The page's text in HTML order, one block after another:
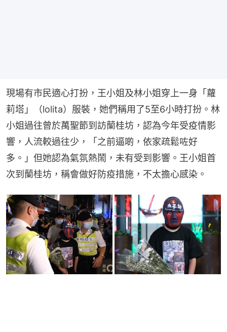
現場有市民適心打扮，王小姐及林小姐穿上一身「蘿
莉塔」（lolita）服裝，她們稱用了5至6小時打扮。林
小姐過往曾於萬聖節到訪蘭桂坊，認為今年受疫情影
響，人流較過往少，「之前逼啲，依家疏鬆咗好
多。」但她認為氣氛熱鬧，未有受到影響。王小姐首
次到蘭桂坊，稱會做好防疫措施，不太擔心感染。